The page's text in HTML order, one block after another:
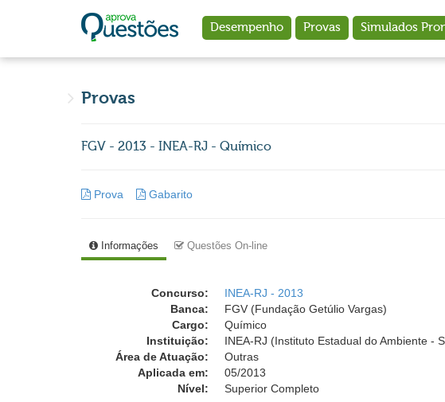
Desempenho Provas Simulados
Provas
FGV - 2013 - INEA-RJ - Químico
Prova Gabarito
Informações Questões On-line
Concurso:
INEA-RJ - 2013
Banca:
FGV (Fundação Getúlio Vargas)
Cargo:
Químico
Instituição:
INEA-RJ (Instituto Estadual do Ambiente -
Área de Atuação:
Outras
Aplicada em:
05/2013
Nível:
Superior Completo